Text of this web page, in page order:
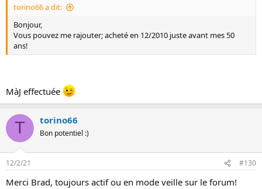
torino66 a dit:
Bonjour,
Vous pouvez me rajouter; acheté en 12/2010 juste avant mes 50
ans!
MàJ effectuée
T torino66
Bon potentiel :)
12/2/21 #130
Merci Brad, toujours actif ou en mode veille sur le forum!